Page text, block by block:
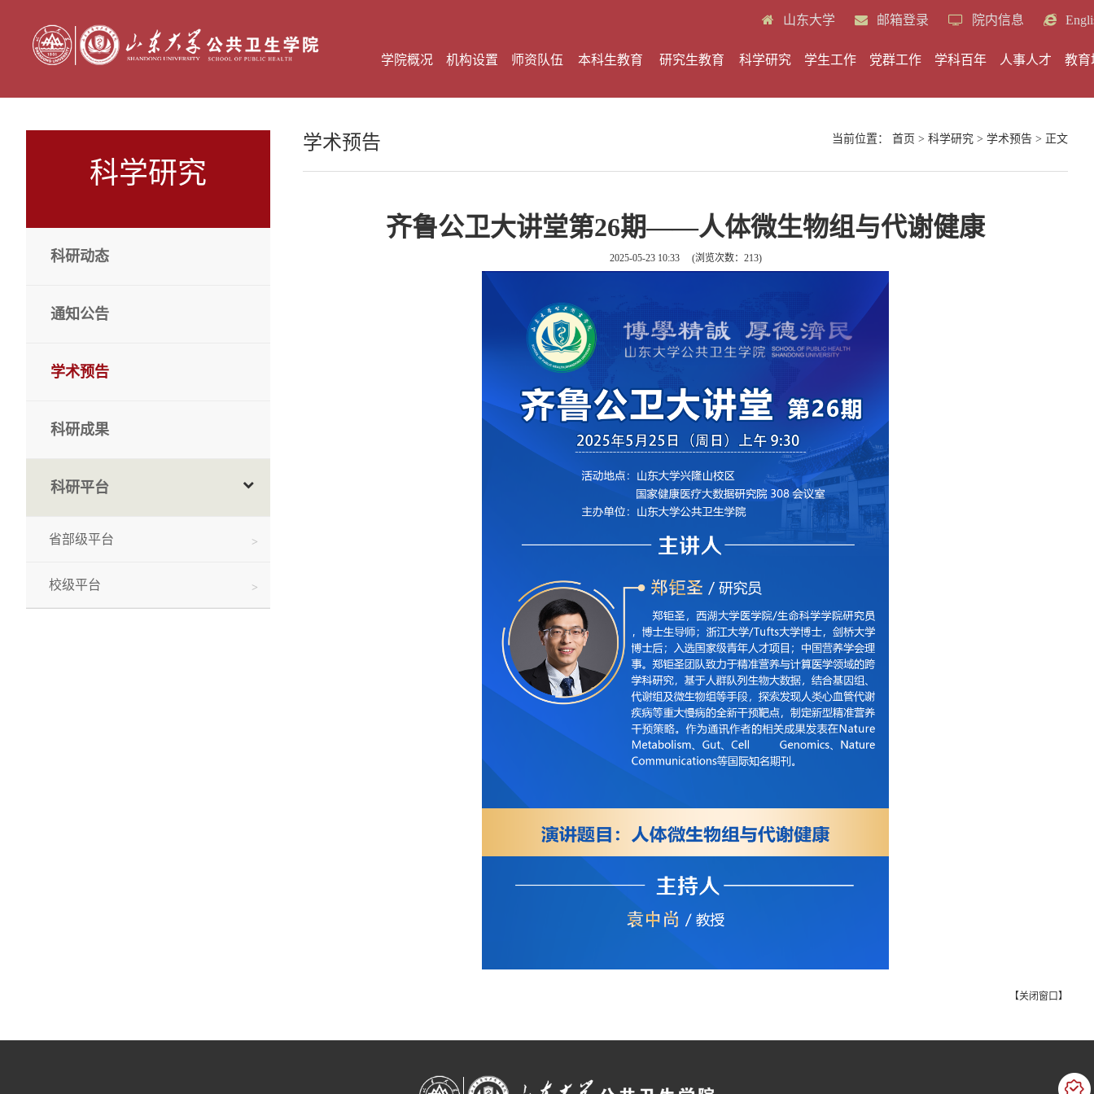
山东大学 邮箱登录 院内信息
学院概况 机构设置 师资队伍 本科生教育 研究生教育 科学研究 学生工作 党群工作 学科百年 人事人才 教育
科学研究
科研动态
通知公告
学术预告
科研成果
科研平台
省部级平台
校级平台
学术预告 当前位置： 首页 > 科学研究> 学术预告> 正文
齐鲁公卫大讲堂第26期——人体微生物组与代谢健康
2025-05-23 10:33 (浏览次数： 213)
【关闭窗口】